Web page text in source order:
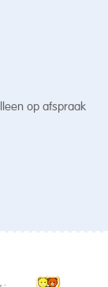
op afspraak